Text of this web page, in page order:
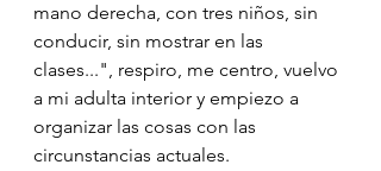
mano derecha, con tres niños, sin
conducir, sin mostrar en las
clases...", respiro, me centro, vuelvo
a mi adulta interior y empiezo a
organizar las cosas con las
circunstancias actuales.